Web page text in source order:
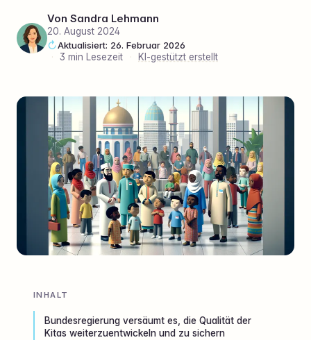
Von Sandra Lehmann
20. August 2024
Aktualisiert: 26. Februar 2026
·
3 min Lesezeit · KI-gestützt erstellt
INHALT
Bundesregierung versäumt es, die Qualität der
Kitas weiterzuentwickeln und zu sichern